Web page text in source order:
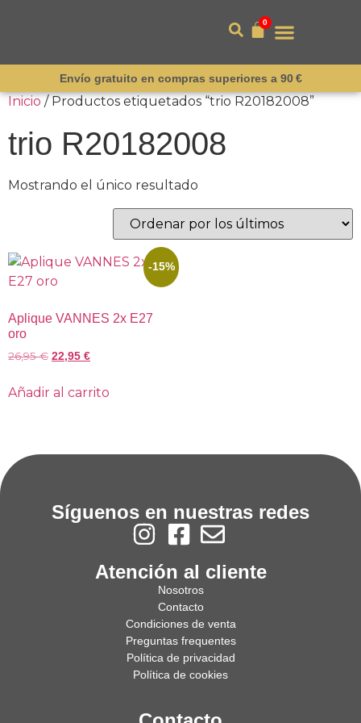
0
Envío gratuito en compras superiores a 90 €
Inicio/ Productos etiquetados “trio R20182008”
trio R20182008
Mostrando el único resultado
-15%
Aplique VANNES 2x E27
oro
26,95€ 22,95 €
Añadir al carrito
Síguenos en nuestras redes
Atención al cliente
Nosotros
Contacto
Condiciones de venta
Preguntas frequentes
Política de privacidad
Política de cookies